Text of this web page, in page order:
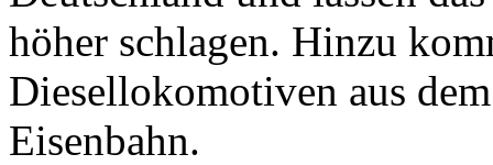
höher schlagen. Hinzu
Diesellokomotiven aus
Eisenbahn.